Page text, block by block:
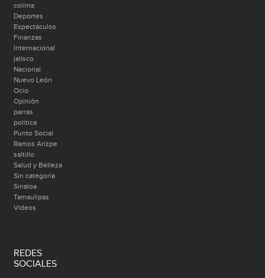
colima
Deportes
Espectáculos
Finanzas
Internacional
jalisco
Nacional
Nuevo León
Ocio
Opinión
parras
politica
Punto Social
Ramos Arizpe
saltillo
Salud y Belleza
Sin categoría
Sinaloa
Tamaulipas
Videos
REDES
SOCIALES